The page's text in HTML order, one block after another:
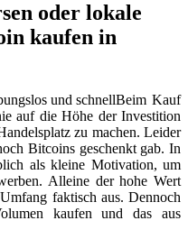
oder lokale
kaufen in
Beim Kauf
auf die Höhe der Investition
zu machen. Leider
Bitcoins geschenkt gab. In
als kleine Motivation, um
Alleine der hohe Wert
faktisch aus. Dennoch
kaufen und das aus